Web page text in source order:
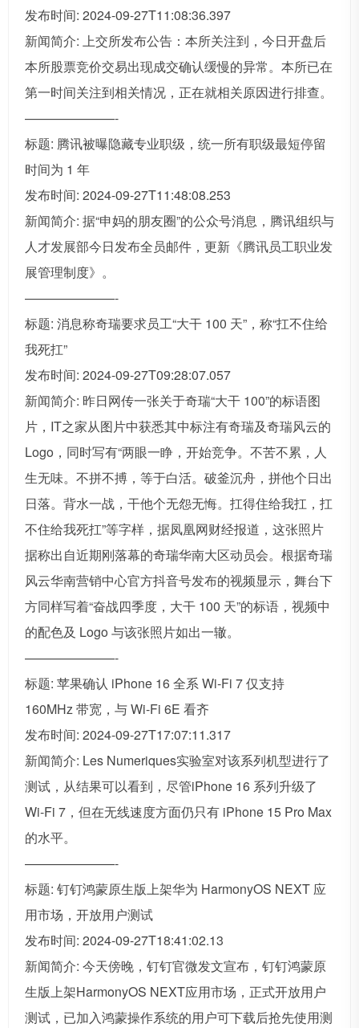
发布时间: 2024-09-27T11:08:36.397
新闻简介: 上交所发布公告：本所关注到，今日开盘后
本所股票竞价交易出现成交确认缓慢的异常。本所已在
第一时间关注到相关情况，正在就相关原因进行排查。
———————-
标题: 腾讯被曝隐藏专业职级，统一所有职级最短停留
时间为 1 年
发布时间: 2024-09-27T11:48:08.253
新闻简介: 据“申妈的朋友圈”的公众号消息，腾讯组织与
人才发展部今日发布全员邮件，更新《腾讯员工职业发
展管理制度》。
———————-
标题: 消息称奇瑞要求员工“大干 100 天”，称“扛不住给
我死扛”
发布时间: 2024-09-27T09:28:07.057
新闻简介: 昨日网传一张关于奇瑞“大干 100”的标语图
片，IT之家从图片中获悉其中标注有奇瑞及奇瑞风云的
Logo，同时写有“两眼一睁，开始竞争。不苦不累，人
生无味。不拼不搏，等于白活。破釜沉舟，拼他个日出
日落。背水一战，干他个无怨无悔。扛得住给我扛，扛
不住给我死扛”等字样，据凤凰网财经报道，这张照片
据称出自近期刚落幕的奇瑞华南大区动员会。根据奇瑞
风云华南营销中心官方抖音号发布的视频显示，舞台下
方同样写着“奋战四季度，大干 100 天”的标语，视频中
的配色及 Logo 与该张照片如出一辙。
———————-
标题: 苹果确认 iPhone 16 全系 Wi-Fi 7 仅支持
160MHz 带宽，与 Wi-Fi 6E 看齐
发布时间: 2024-09-27T17:07:11.317
新闻简介: Les Numeriques实验室对该系列机型进行了
测试，从结果可以看到，尽管iPhone 16 系列升级了
Wi-Fi 7，但在无线速度方面仍只有 iPhone 15 Pro Max
的水平。
———————-
标题: 钉钉鸿蒙原生版上架华为 HarmonyOS NEXT 应
用市场，开放用户测试
发布时间: 2024-09-27T18:41:02.13
新闻简介: 今天傍晚，钉钉官微发文宣布，钉钉鸿蒙原
生版上架HarmonyOS NEXT应用市场，正式开放用户
测试，已加入鸿蒙操作系统的用户可下载后抢先使用测